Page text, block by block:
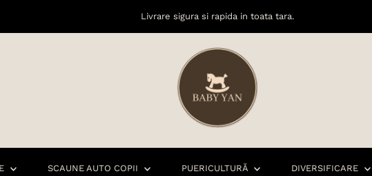
Livrare sigura si rapida in toata tara.
SCAUNE AUTO COPII PUERICULTURĂ DIVERSIFICARE